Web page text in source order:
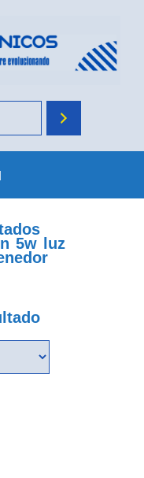
5w luz